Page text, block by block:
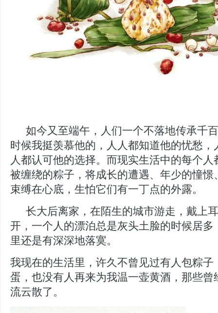
如今又至端午，人们一个不落地传承千
时候我挺羡慕他的，人人都知道他的忧愁
人都认可他的选择。而现实生活中的每个
被缠绕的粽子，将成长的遭遇、年少的憧
束缚在心底，生怕它们有一丁点的外露。
长大后离家，在陌生的城市游走，戴上
开，一个人的漂泊总是灰头土脸的时候居
里还是有深深地落寞。
我现在的生活里，许久不曾见过有人包粽
蛋，也没有人再来为我温一壶黄酒，那些
流云散了。